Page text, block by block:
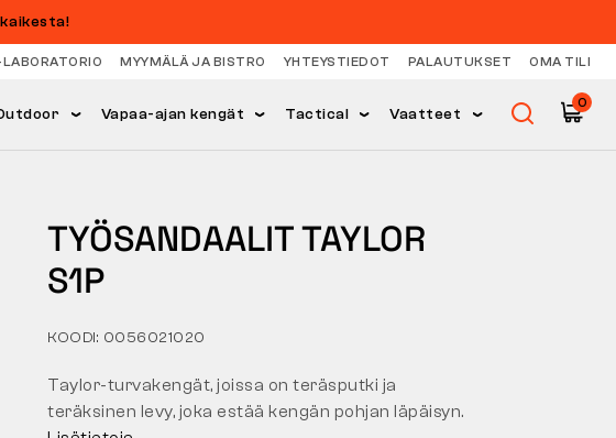
kaikesta!
MYYMÄLÄ JA BISTRO YHTEYSTIEDOT PALAUTUKSET OMA TILI
Vapaa-ajan kengät Tactical Vaatteet
0
TYÖSANDAALIT TAYLOR
S1P
KOODI: 0056021020
Taylor-turvakengät, joissa on teräsputki ja
teräksinen levy, joka estää kengän pohjan läpäisyn.